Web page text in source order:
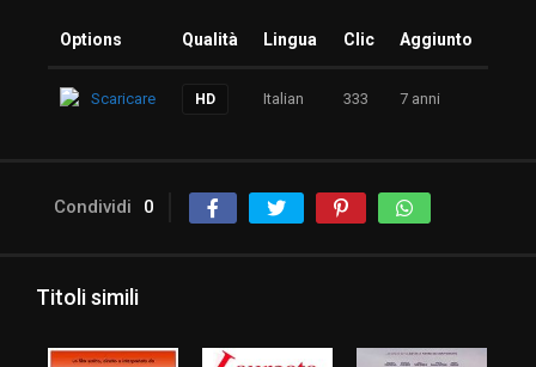
Options Qualità Lingua Clic Aggiunto
Scaricare HD Italian 333 7 anni
Condividi 0
Titoli simili